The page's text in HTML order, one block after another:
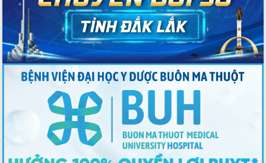
Tập huấn ứng dụng trí tuệ nhân tạo (AI)
trong thương mại điện tử năm 2026
Đoàn đại biểu Quốc hội tỉnh Đắk Lắk
trao đổi thông tin trước Kỳ họp thứ
nhất, Quốc hội khóa XVI
Quyết liệt cải cách hành chính, khơi
thông nguồn lực phát triển
Nâng cao hiệu lực, hiệu quả HĐND
tỉnh thông qua hiện đại hóa hành chính
Xã Ea Phê gắn cải cách hành chính với
chuyển đổi số
Phó Chủ tịch Thường trực UBND tỉnh